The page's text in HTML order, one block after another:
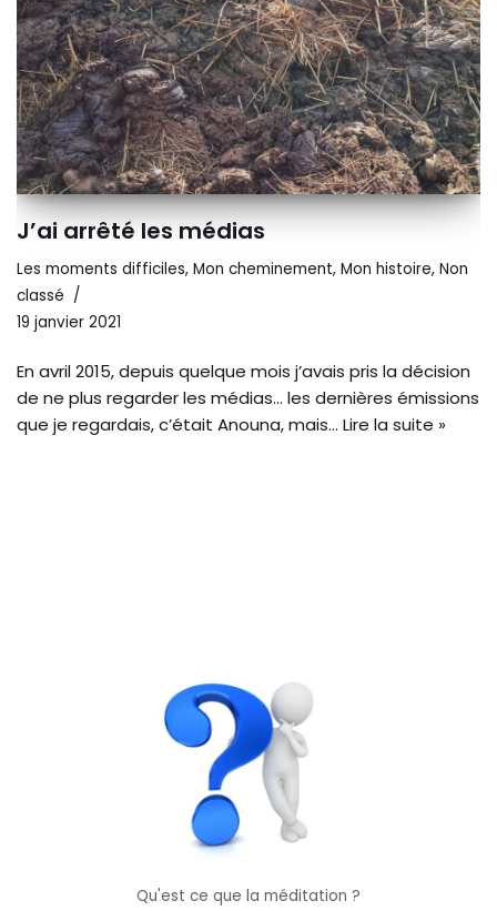
J’ai arrêté les médias
Les moments difficiles, Mon cheminement, Mon histoire, Non
classé
19 janvier 2021
En avril 2015, depuis quelque mois j’avais pris la décision
de ne plus regarder les médias… les dernières émissions
que je regardais, c’était Anouna, mais… Lire la suite »
Qu'est ce que la méditation ?